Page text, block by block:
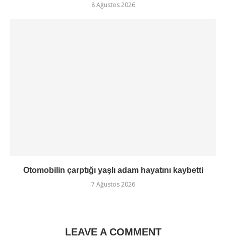
8 Ağustos 2026
Otomobilin çarptığı yaşlı adam hayatını kaybetti
7 Ağustos 2026
LEAVE A COMMENT